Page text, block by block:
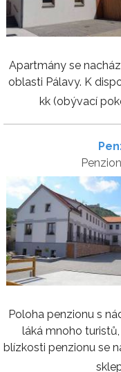
Apartmány se
oblasti Pálavy. K
kk (obývací
Penzion
Poloha penzionu s
láká mnoho
blízkosti penzionu se